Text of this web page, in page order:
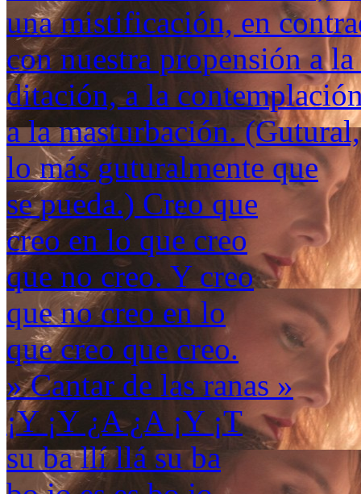
una mistificación, en
con nuestra propensión a
ditación, a la
a la masturbación. (Gutural,
lo más guturalmente que
se pueda.) Creo que
creo en lo que creo
que no creo. Y creo
que no creo en lo
que creo que creo.
» Cantar de las ranas »
¡Y ¡Y ¿A ¿A ¡Y ¡T
su ba llí llá su ba